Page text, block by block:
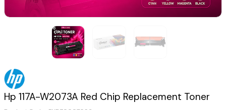
Hp 117A-W2073A Red Chip Replacement Toner